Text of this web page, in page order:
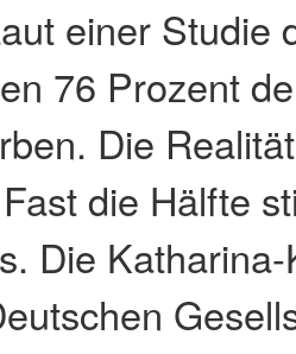
einer Studie
76 Prozent
Die
die Hälfte
Die